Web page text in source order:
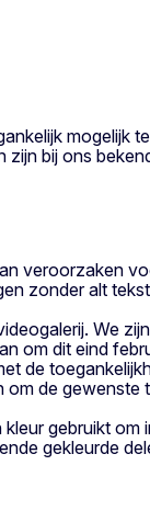
mogelijk
bij ons
veroorzaken
zonder alt
We
om dit eind
de
de
gebruikt
gekleurde